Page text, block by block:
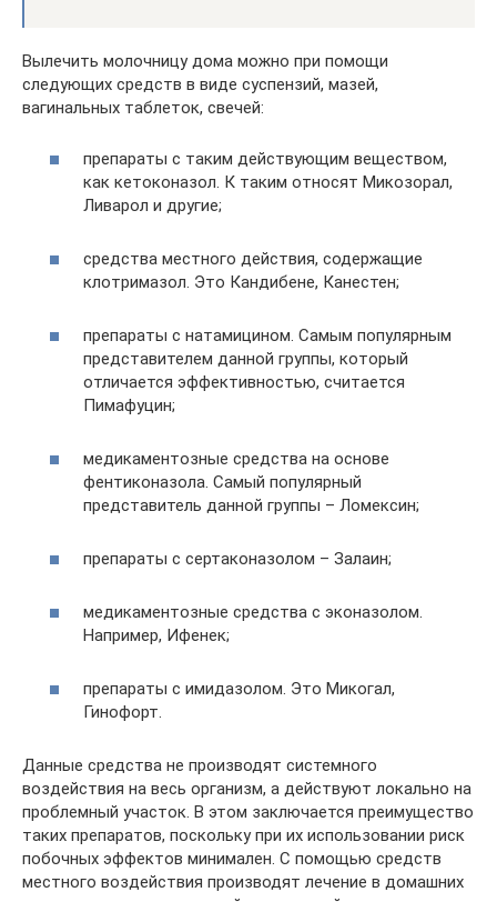
Вылечить молочницу дома можно при помощи
следующих средств в виде суспензий, мазей,
вагинальных таблеток, свечей:
препараты с таким действующим веществом,
как кетоконазол. К таким относят Микозорал,
Ливарол и другие;
средства местного действия, содержащие
клотримазол. Это Кандибене, Канестен;
препараты с натамицином. Самым популярным
представителем данной группы, который
отличается эффективностью, считается
Пимафуцин;
медикаментозные средства на основе
фентиконазола. Самый популярный
представитель данной группы – Ломексин;
препараты с сертаконазолом – Залаин;
медикаментозные средства с эконазолом.
Например, Ифенек;
препараты с имидазолом. Это Микогал,
Гинофорт.
Данные средства не производят системного
воздействия на весь организм, а действуют локально на
проблемный участок. В этом заключается преимущество
таких препаратов, поскольку при их использовании риск
побочных эффектов минимален. С помощью средств
местного воздействия производят лечение в домашних